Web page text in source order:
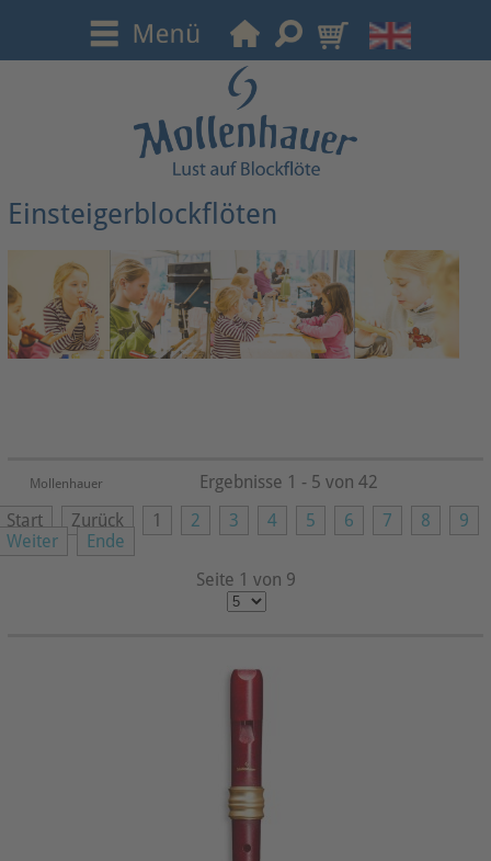
Einsteigerblockflöten
Mollenhauer
Start Zurück 1 2 3 4 5 6 7 8
9
Weiter
Ende
Seite 1 von 9
Ergebnisse 1 - 5 von 42